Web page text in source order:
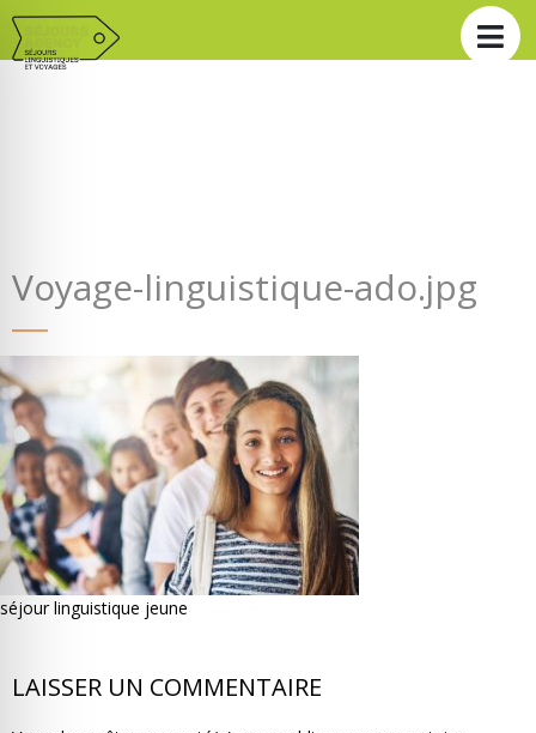
Voyage-linguistique-ado.jpg
séjour linguistique jeune
LAISSER UN COMMENTAIRE
partir ? Devis & contact